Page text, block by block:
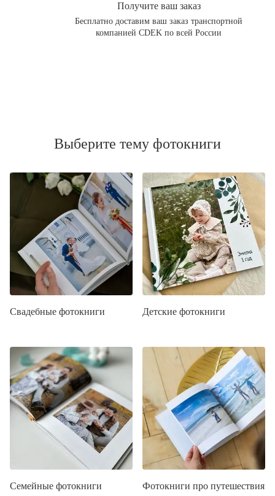
Получите ваш заказ
Бесплатно доставим ваш заказ транспортной
компанией CDEK по всей России
Выберите тему фотокниги
Свадебные фотокниги Детские фотокниги
Семейные фотокниги Фотокниги про путешествия